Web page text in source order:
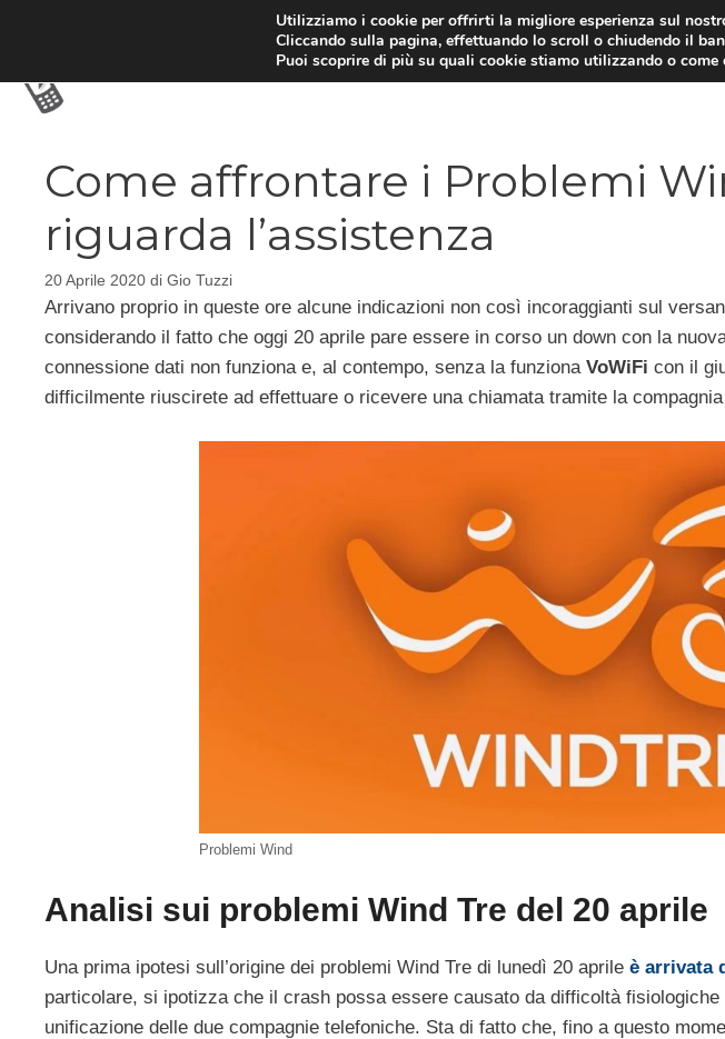
Come affrontare i Problemi
riguarda l’assistenza
20 Aprile 2020 di Gio Tuzzi
Arrivano proprio in queste ore alcune indicazioni non così incoraggianti sul
considerando il fatto che oggi 20 aprile pare essere in corso un down con la
connessione dati non funziona e, al contempo, senza la funziona VoWiFi con il
difficilmente riuscirete ad effettuare o ricevere una chiamata tramite la
Problemi Wind
Analisi sui problemi Wind Tre del 20 aprile
Una prima ipotesi sull’origine dei problemi Wind Tre di lunedì 20 aprile è arrivata
particolare, si ipotizza che il crash possa essere causato da difficoltà
unificazione delle due compagnie telefoniche. Sta di fatto che, fino a questo
Utilizziamo i cookie per offrirti la migliore esperienza sul
Cliccando sulla pagina, effettuando lo scroll o chiudendo il
Puoi scoprire di più su quali cookie stiamo utilizzando o